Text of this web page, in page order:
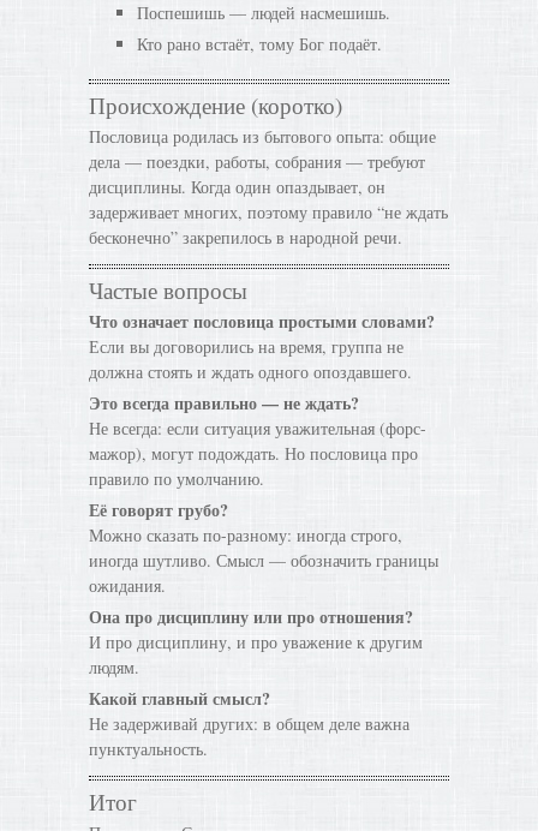
Поспешишь — людей насмешишь.
Кто рано встаёт, тому Бог подаёт.
Происхождение (коротко)
Пословица родилась из бытового опыта: общие
дела — поездки, работы, собрания — требуют
дисциплины. Когда один опаздывает, он
задерживает многих, поэтому правило “не ждать
бесконечно” закрепилось в народной речи.
Частые вопросы
Что означает пословица простыми словами?
Если вы договорились на время, группа не
должна стоять и ждать одного опоздавшего.
Это всегда правильно — не ждать?
Не всегда: если ситуация уважительная (форс-
мажор), могут подождать. Но пословица про
правило по умолчанию.
Её говорят грубо?
Можно сказать по-разному: иногда строго,
иногда шутливо. Смысл — обозначить границы
ожидания.
Она про дисциплину или про отношения?
И про дисциплину, и про уважение к другим
людям.
Какой главный смысл?
Не задерживай других: в общем деле важна
пунктуальность.
Итог